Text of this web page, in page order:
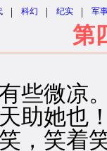
| 科幻 | 纪实 | 军
第
微凉。
助她也
，笑